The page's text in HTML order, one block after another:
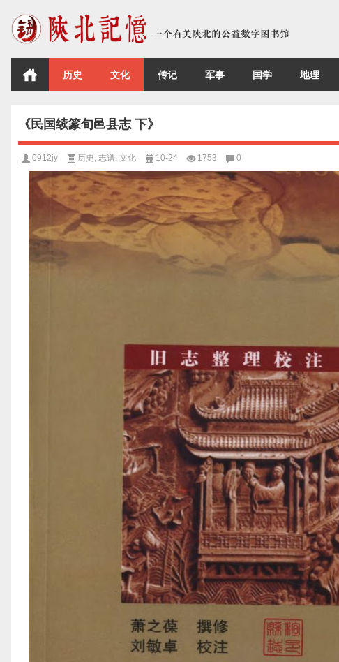
历史 文化 传记 军事 国学 地理
《民国续篆旬邑县志 下》
0912jy 历史 , 志谱, 文化 10-24 1753 0